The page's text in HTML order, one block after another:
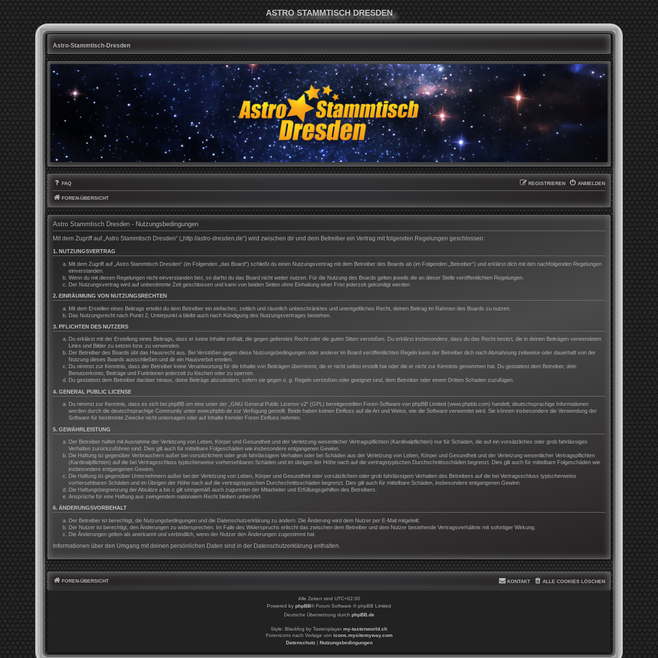
ASTRO STAMMTISCH DRESDEN
Astro-Stammtisch-Dresden
FAQ ANMELDEN
REGISTRIEREN
FOREN-ÜBERSICHT
Astro Stammtisch Dresden - Nutzungsbedingungen
Mit dem Zugriff auf „Astro Stammtisch Dresden“ („http://astro-dresden.de“) wird zwischen dir und dem Betreiber ein Vertrag mit folgenden Regelungen geschlossen:
1. NUTZUNGSVERTRAG
Mit dem Zugriff auf „Astro Stammtisch Dresden“ (im Folgenden „das Board“) schließt du einen Nutzungsvertrag mit dem Betreiber des Boards ab (im Folgenden „Betreiber“) und erklärst dich mit den nachfolgenden Regelungen
einverstanden.
Wenn du mit diesen Regelungen nicht einverstanden bist, so darfst du das Board nicht weiter nutzen. Für die Nutzung des Boards gelten jeweils die an dieser Stelle veröffentlichten Regelungen.
Der Nutzungsvertrag wird auf unbestimmte Zeit geschlossen und kann von beiden Seiten ohne Einhaltung einer Frist jederzeit gekündigt werden.
2. EINRÄUMUNG VON NUTZUNGSRECHTEN
Mit dem Erstellen eines Beitrags erteilst du dem Betreiber ein einfaches, zeitlich und räumlich unbeschränktes und unentgeltliches Recht, deinen Beitrag im Rahmen des Boards zu nutzen.
Das Nutzungsrecht nach Punkt 2, Unterpunkt a bleibt auch nach Kündigung des Nutzungsvertrages bestehen.
3. PFLICHTEN DES NUTZERS
Du erklärst mit der Erstellung eines Beitrags, dass er keine Inhalte enthält, die gegen geltendes Recht oder die guten Sitten verstoßen. Du erklärst insbesondere, dass du das Recht besitzt, die in deinen Beiträgen verwendeten
Links und Bilder zu setzen bzw. zu verwenden.
Der Betreiber des Boards übt das Hausrecht aus. Bei Verstößen gegen diese Nutzungsbedingungen oder anderer im Board veröffentlichten Regeln kann der Betreiber dich nach Abmahnung zeitweise oder dauerhaft von der
Nutzung dieses Boards ausschließen und dir ein Hausverbot erteilen.
Du nimmst zur Kenntnis, dass der Betreiber keine Verantwortung für die Inhalte von Beiträgen übernimmt, die er nicht selbst erstellt hat oder die er nicht zur Kenntnis genommen hat. Du gestattest dem Betreiber, dein
Benutzerkonto, Beiträge und Funktionen jederzeit zu löschen oder zu sperren.
Du gestattest dem Betreiber darüber hinaus, deine Beiträge abzuändern, sofern sie gegen o. g. Regeln verstoßen oder geeignet sind, dem Betreiber oder einem Dritten Schaden zuzufügen.
4. GENERAL PUBLIC LICENSE
Du nimmst zur Kenntnis, dass es sich bei phpBB um eine unter der „ GNU General Public License v2“ (GPL) bereitgestellten Foren-Software von phpBB Limited (www.phpbb.com) handelt; deutschsprachige Informationen
werden durch die deutschsprachige Community unter www.phpbb.de zur Verfügung gestellt. Beide haben keinen Einfluss auf die Art und Weise, wie die Software verwendet wird. Sie können insbesondere die Verwendung der
Software für bestimmte Zwecke nicht untersagen oder auf Inhalte fremder Foren Einfluss nehmen.
5. GEWÄHRLEISTUNG
Der Betreiber haftet mit Ausnahme der Verletzung von Leben, Körper und Gesundheit und der Verletzung wesentlicher Vertragspflichten (Kardinalpflichten) nur für Schäden, die auf ein vorsätzliches oder grob fahrlässiges
Verhalten zurückzuführen sind. Dies gilt auch für mittelbare Folgeschäden wie insbesondere entgangenen Gewinn.
Die Haftung ist gegenüber Verbrauchern außer bei vorsätzlichem oder grob fahrlässigem Verhalten oder bei Schäden aus der Verletzung von Leben, Körper und Gesundheit und der Verletzung wesentlicher Vertragspflichten
(Kardinalpflichten) auf die bei Vertragsschluss typischerweise vorhersehbaren Schäden und im übrigen der Höhe nach auf die vertragstypischen Durchschnittsschäden begrenzt. Dies gilt auch für mittelbare Folgeschäden wie
insbesondere entgangenen Gewinn.
Die Haftung ist gegenüber Unternehmern außer bei der Verletzung von Leben, Körper und Gesundheit oder vorsätzlichem oder grob fahrlässigem Verhalten des Betreibers auf die bei Vertragsschluss typischerweise
vorhersehbaren Schäden und im Übrigen der Höhe nach auf die vertragstypischen Durchschnittsschäden begrenzt. Dies gilt auch für mittelbare Schäden, insbesondere entgangenen Gewinn.
Die Haftungsbegrenzung der Absätze a bis c gilt sinngemäß auch zugunsten der Mitarbeiter und Erfüllungsgehilfen des Betreibers.
Ansprüche für eine Haftung aus zwingendem nationalem Recht bleiben unberührt.
6. ÄNDERUNGSVORBEHALT
Der Betreiber ist berechtigt, die Nutzungsbedingungen und die Datenschutzerklärung zu ändern. Die Änderung wird dem Nutzer per E-Mail mitgeteilt.
Der Nutzer ist berechtigt, den Änderungen zu widersprechen. Im Falle des Widerspruchs erlischt das zwischen dem Betreiber und dem Nutzer bestehende Vertragsverhältnis mit sofortiger Wirkung.
Die Änderungen gelten als anerkannt und verbindlich, wenn der Nutzer den Änderungen zugestimmt hat.
Informationen über den Umgang mit deinen persönlichen Daten sind in der Datenschutzerklärung enthalten.
FOREN-ÜBERSICHT ALLE COOKIES LÖSCHEN
KONTAKT
Alle Zeiten sind UTC+02:00
Powered by phpBB® Forum Software © phpBB Limited
Deutsche Übersetzung durch phpBB.de
Style: Blackfog by Tastenplayer my-tastenworld.ch
Forenicons nach Vorlage von icons.mysitemyway.com
Datenschutz| Nutzungsbedingungen